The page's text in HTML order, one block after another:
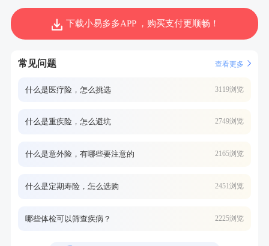
下载小易多多APP ，购买支付更顺畅！
常见问题 查看更多
什么是医疗险，怎么挑选 3119浏览
什么是重疾险，怎么避坑 2749浏览
什么是意外险，有哪些要注意的 2165浏览
什么是定期寿险，怎么选购 2451浏览
哪些体检可以筛查疾病？ 2225浏览